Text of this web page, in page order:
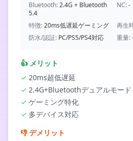
Bluetooth:2.4G + Bluetooth
5.4
NC:-
特徴:20ms低遅延ゲーミング 再生
防水/認証: PC/PS5/PS4対応 重量:
👍 メリット
✓ 20ms超低遅延
✓ 2.4G+Bluetoothデュアルモード
✓ ゲーミング特化
✓ 多デバイス対応
👎 デメリット